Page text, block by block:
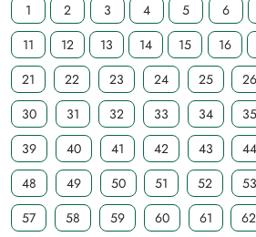
1 2 3 4 5 6
11
12 13 14 15 16
21
22 23 24 25 26
30
31 32 33 34 35
39
40 41 42 43 44
48
49 50 51 52 53
57
58 59 60 61 62